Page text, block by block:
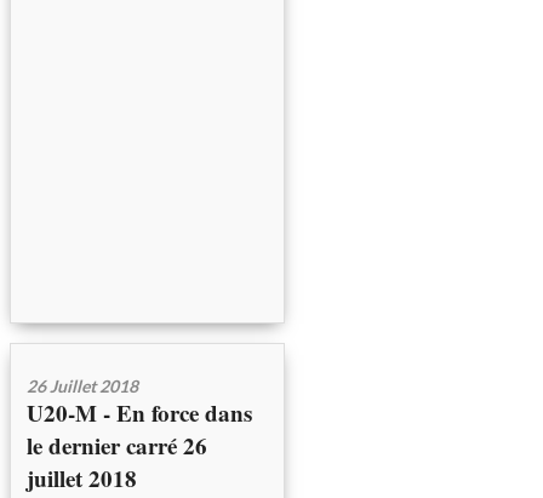
26 Juillet 2018
U20-M - En force dans
le dernier carré 26
juillet 2018